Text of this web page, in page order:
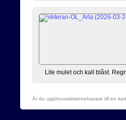
Lite mulet och kall blåst.
Är du upphovsrättsinnehavare till en